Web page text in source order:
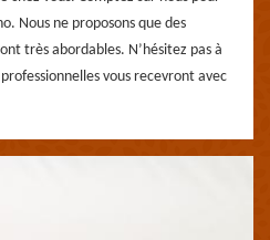
Nous ne proposons que des
très abordables. N’hésitez pas à
vous recevront avec